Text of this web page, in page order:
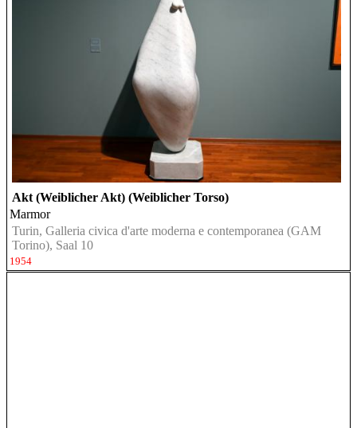
Akt (Weiblicher Akt) (Weiblicher Torso)
Marmor
Turin, Galleria civica d'arte moderna e contemporanea (GAM
Torino), Saal 10
1954